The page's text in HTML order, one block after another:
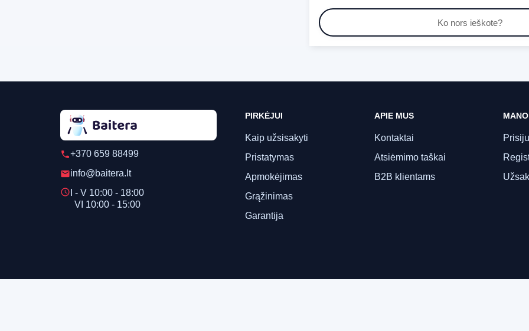
phone+370 659 88499
emailinfo@baitera.lt
schedule I - V 10:00 - 18:00
VI 10:00 - 15:00
PIRKĖJUI
Kaip užsisakyti
Pristatymas
Apmokėjimas
Grąžinimas
Garantija
APIE MUS
Kontaktai
Atsiėmimo taškai
B2B klientams